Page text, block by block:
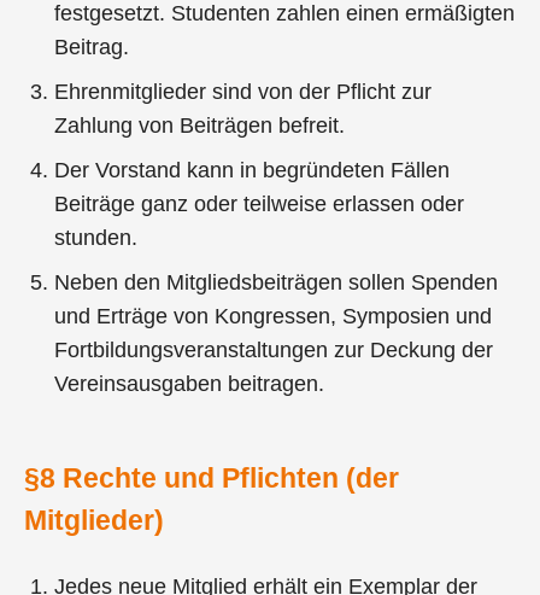
festgesetzt. Studenten zahlen einen ermäßigten
Beitrag.
Ehrenmitglieder sind von der Pflicht zur
Zahlung von Beiträgen befreit.
Der Vorstand kann in begründeten Fällen
Beiträge ganz oder teilweise erlassen oder
stunden.
Neben den Mitgliedsbeiträgen sollen Spenden
und Erträge von Kongressen, Symposien und
Fortbildungsveranstaltungen zur Deckung der
Vereinsausgaben beitragen.
§8 Rechte und Pflichten (der
Mitglieder)
Jedes neue Mitglied erhält ein Exemplar der